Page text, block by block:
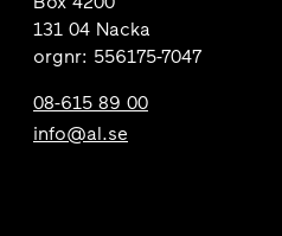
131 04 Nacka
orgnr: 556175-7047
08-615 89 00
info@al.se